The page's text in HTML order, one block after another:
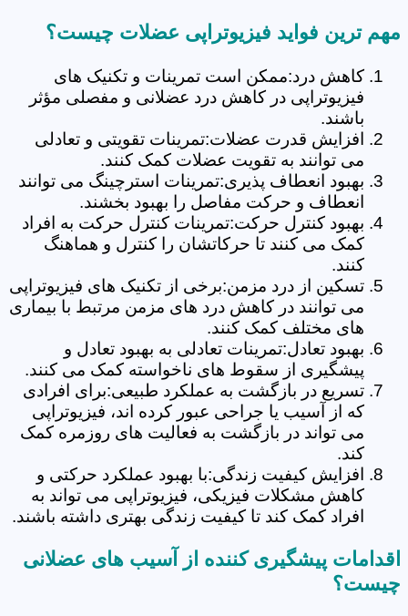
مهم ترین فواید فیزیوتراپی عضلات چیست؟
کاهش درد:ممکن است تمرینات و تکنیک های
فیزیوتراپی در کاهش درد عضلانی و مفصلی مؤثر
باشند.
افزایش قدرت عضلات:تمرینات تقویتی و تعادلی
می توانند به تقویت عضلات کمک کنند.
بهبود انعطاف پذیری:تمرینات استرچینگ می توانند
انعطاف و حرکت مفاصل را بهبود بخشند.
بهبود کنترل حرکت:تمرینات کنترل حرکت به افراد
کمک می کنند تا حرکاتشان را کنترل و هماهنگ
کنند.
تسکین از درد مزمن:برخی از تکنیک های فیزیوتراپی
می توانند در کاهش درد های مزمن مرتبط با بیماری
های مختلف کمک کنند.
بهبود تعادل:تمرینات تعادلی به بهبود تعادل و
پیشگیری از سقوط های ناخواسته کمک می کنند.
تسریع در بازگشت به عملکرد طبیعی:برای افرادی
که از آسیب یا جراحی عبور کرده اند، فیزیوتراپی
می تواند در بازگشت به فعالیت های روزمره کمک
کند.
افزایش کیفیت زندگی:با بهبود عملکرد حرکتی و
کاهش مشکلات فیزیکی، فیزیوتراپی می تواند به
افراد کمک کند تا کیفیت زندگی بهتری داشته باشند.
اقدامات پیشگیری کننده از آسیب های عضلانی
چیست؟